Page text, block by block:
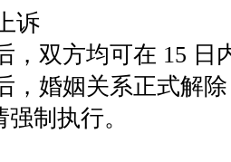
诉
，双方均可在 15 日
，婚姻关系正式解
制执行。